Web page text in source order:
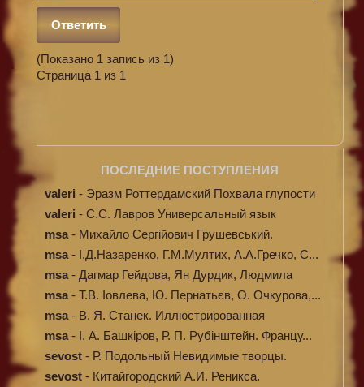
Ответить
(Показано 1 запись из 1)
Страница 1 из 1
ПОСЛЕДНИЕ ПОСТУПЛЕНИЯ
valeri - Эразм Роттердамский Похвала глупости
valeri - C.С. Лавров Универсальный язык
программи...
msa - Михайло Сергійович Грушевський.
Ілюстров...
msa - І.Д.Назаренко, Г.М.Мултих, А.А.Гречко, С...
msa - Дагмар Гейдова, Ян Дурдик, Людмила
Кибал...
msa - Т.В. Іовлева, Ю. Пернатьєв, О. Очкурова,...
msa - В. Я. Станек. Иллюстрированная
энциклопе...
msa - І. А. Башкіров, Р. П. Рубінштейн. Францу...
sevost - Р. Подольный Невидимые творцы.
sevost - Китайгородский А.И. Реникса.